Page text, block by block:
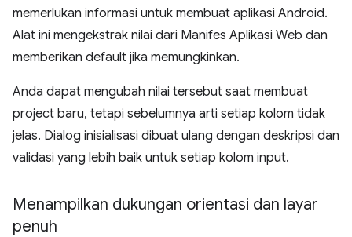
memerlukan informasi untuk membuat aplikasi Android.
Alat ini mengekstrak nilai dari Manifes Aplikasi Web dan
memberikan default jika memungkinkan.
Anda dapat mengubah nilai tersebut saat membuat
project baru, tetapi sebelumnya arti setiap kolom tidak
jelas. Dialog inisialisasi dibuat ulang dengan deskripsi dan
validasi yang lebih baik untuk setiap kolom input.
Menampilkan dukungan orientasi dan layar
penuh